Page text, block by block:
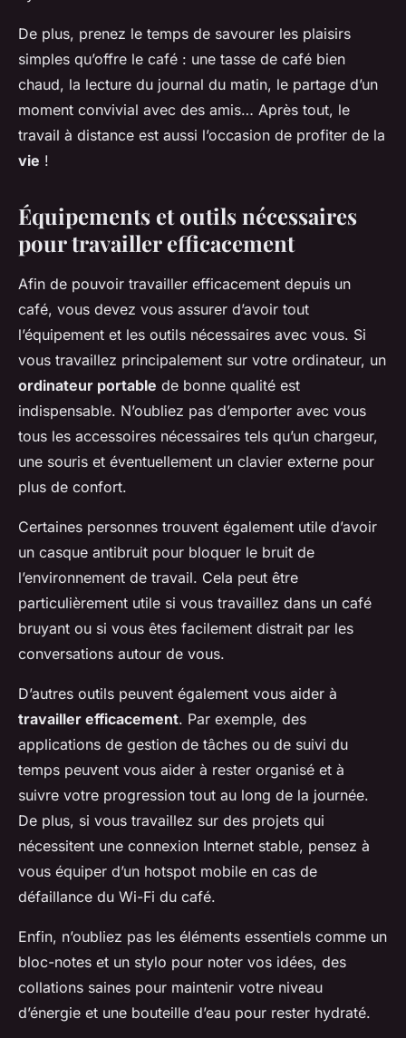
De plus, prenez le temps de savourer les plaisirs
simples qu’offre le café : une tasse de café bien
chaud, la lecture du journal du matin, le partage d’un
moment convivial avec des amis… Après tout, le
travail à distance est aussi l’occasion de profiter de la
vie !
Équipements et outils nécessaires
pour travailler efficacement
Afin de pouvoir travailler efficacement depuis un
café, vous devez vous assurer d’avoir tout
l’équipement et les outils nécessaires avec vous. Si
vous travaillez principalement sur votre ordinateur, un
ordinateur portable de bonne qualité est
indispensable. N’oubliez pas d’emporter avec vous
tous les accessoires nécessaires tels qu’un chargeur,
une souris et éventuellement un clavier externe pour
plus de confort.
Certaines personnes trouvent également utile d’avoir
un casque antibruit pour bloquer le bruit de
l’environnement de travail. Cela peut être
particulièrement utile si vous travaillez dans un café
bruyant ou si vous êtes facilement distrait par les
conversations autour de vous.
D’autres outils peuvent également vous aider à
travailler efficacement. Par exemple, des
applications de gestion de tâches ou de suivi du
temps peuvent vous aider à rester organisé et à
suivre votre progression tout au long de la journée.
De plus, si vous travaillez sur des projets qui
nécessitent une connexion Internet stable, pensez à
vous équiper d’un hotspot mobile en cas de
défaillance du Wi-Fi du café.
Enfin, n’oubliez pas les éléments essentiels comme un
bloc-notes et un stylo pour noter vos idées, des
collations saines pour maintenir votre niveau
d’énergie et une bouteille d’eau pour rester hydraté.